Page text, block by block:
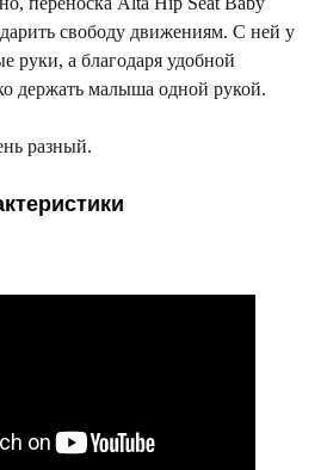
свободу движениям. С ней у
руки, а благодаря удобной
держать малыша одной рукой.
разный.